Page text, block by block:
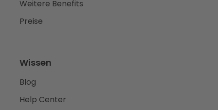
Weitere Benefits
Preise
Wissen
Blog
Help Center